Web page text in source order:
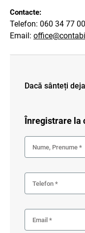
Contacte:
Telefon: 060 34 77
Email:
Dacă sânteți
Înregistrare la